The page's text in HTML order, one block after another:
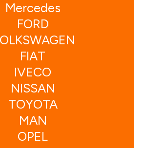
Mercedes
FORD
FIAT
IVECO
NISSAN
TOYOTA
MAN
OPEL